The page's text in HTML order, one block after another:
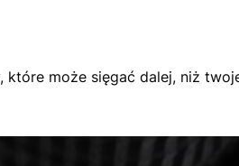
może sięgać dalej, niż